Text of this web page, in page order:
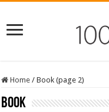
Home / Book (page 2)
Book